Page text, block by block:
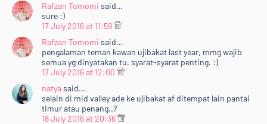
Rafzan Tomomi said…
sure :)
17 July 2016 at 11:59
Rafzan Tomomi said…
pengalaman teman kawan ujibakat last year, mmg wajib
semua yg dinyatakan tu. syarat-syarat penting. :)
17 July 2016 at 12:00
natyasaid…
selain di mid valley ade ke ujibakat af ditempat lain pantai
timur atau penang..?
18 July 2016 at 20:36